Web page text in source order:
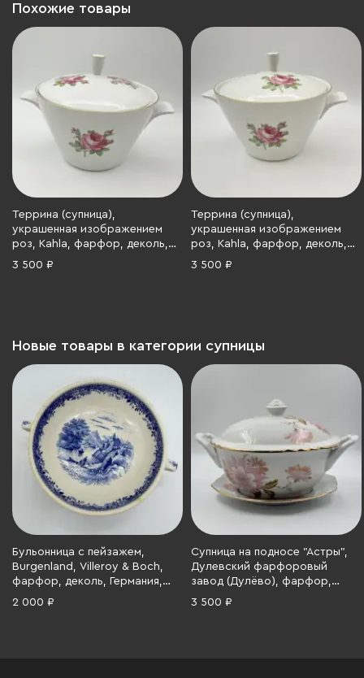
Похожие товары
Террина (супница),
украшенная изображением
роз, Kahla, фарфор, деколь,
золочение, ГДР, 1968-1987 гг.
3 500 ₽
Террина (супница),
украшенная изображением
роз, Kahla, фарфор, деколь,
золочение, ГДР, 1968-1987 гг.
3 500 ₽
Новые товары в категории супницы
Бульонница с пейзажем,
Burgenland, Villeroy & Boch,
фарфор, деколь, Германия,
1960-1990 гг.
2 000 ₽
Супница на подносе "Астры",
Дулевский фарфоровый
завод (Дулёво), фарфор,
деколь, золочение, СССР,
3 500 ₽